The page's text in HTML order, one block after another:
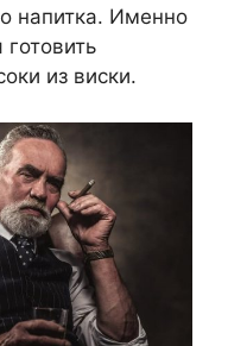
напитка. Именно
из виски.